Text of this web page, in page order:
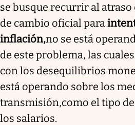
se busque recurrir al
de cambio oficial para
inflación,no se está
de este problema, las
con los desequilibrios
está operando sobre los
transmisión,como el tipo
los salarios.